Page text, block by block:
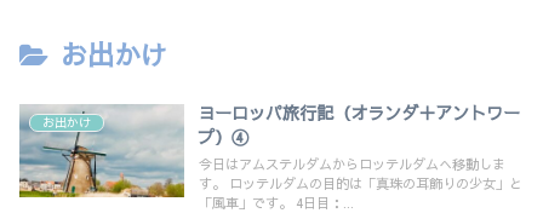
お出かけ
お出かけ
ヨーロッパ旅行記（オランダ＋アントワー
プ）④
今日はアムステルダムからロッテルダムへ移動しま
す。 ロッテルダムの目的は「真珠の耳飾りの少女」と
「風車」です。 4日目：...